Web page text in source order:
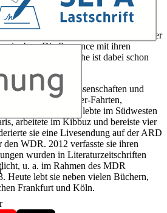
in Niederösterreich geboren und lebt
Heide. Sie hat ein Faible für
und Leute am liebsten entlang kleiner
Die Provence mit ihren
vorzüglichen Küche ist dabei schon
studierte Filmwissenschaften und
mit Fahrradkurier-Fahrten,
verdiente. Sie lebte im Südwesten
arbeitete im Kibbuz und bereiste vier
sie eine Livesendung auf der ARD
WDR. 2012 verfasste sie ihren
wurden in Literaturzeitschriften
u. a. im Rahmen des MDR
Heute lebt sie neben vielen Büchern,
Frankfurt und Köln.